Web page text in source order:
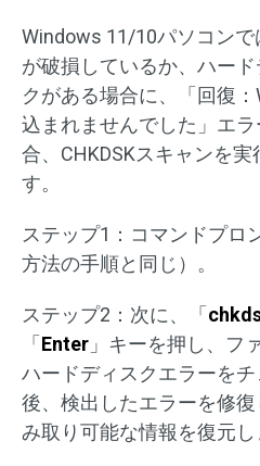
Windows 11/10パソコン
が破損しているか、ハー
クがある場合に、「回復
込まれませんでした」エ
合、CHKDSKスキャンを
す。
ステップ1：コマンドプロ
方法の手順と同じ）。
ステップ2：次に、「
「 Enter 」キーを押し、フ
ハードディスクエラーを
後、検出したエラーを修
み取り可能な情報を復元し